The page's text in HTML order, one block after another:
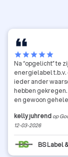
starstarstarstarstar
Na “opgelicht” te
energielabel t.b.v.
ieder ander
hebben
en gewoon
professioneel is
kelly juhrend op
12-03-2026
BS Label